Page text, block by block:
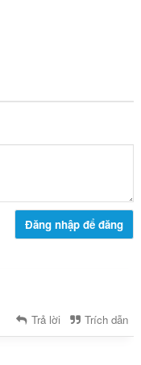
Đăng nhập để đăng
Trả lời Trích dẫn